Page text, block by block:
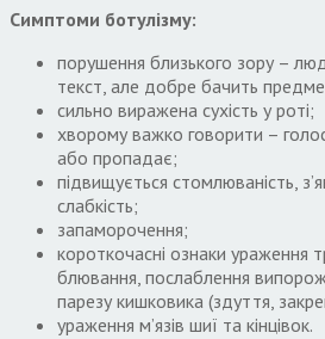
Симптоми ботулізму:
порушення близького зору –
текст, але добре бачить
сильно виражена сухість у роті;
хворому важко говорити –
або пропадає;
підвищується стомлюваність,
слабкість;
запаморочення;
короткочасні ознаки ураження
блювання, послаблення
парезу кишковика (здуття,
ураження м’язів шиї та кінцівок.